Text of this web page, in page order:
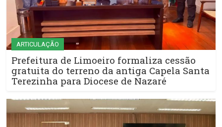
ARTICULAÇÃO
Prefeitura de Limoeiro formaliza cessão
gratuita do terreno da antiga Capela Santa
Terezinha para Diocese de Nazaré